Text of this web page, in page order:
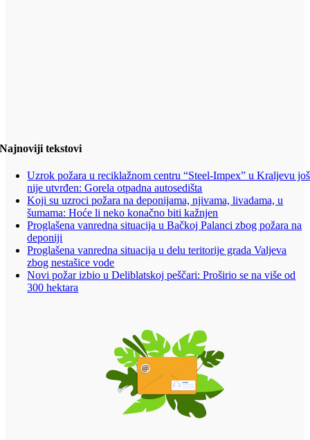
Najnoviji tekstovi
Uzrok požara u reciklažnom centru “Steel-Impex” u Kraljevu još
nije utvrđen: Gorela otpadna autosedišta
Koji su uzroci požara na deponijama, njivama, livadama, u
šumama: Hoće li neko konačno biti kažnjen
Proglašena vanredna situacija u Bačkoj Palanci zbog požara na
deponiji
Proglašena vanredna situacija u delu teritorije grada Valjeva
zbog nestašice vode
Novi požar izbio u Deliblatskoj peščari: Proširio se na više od
300 hektara